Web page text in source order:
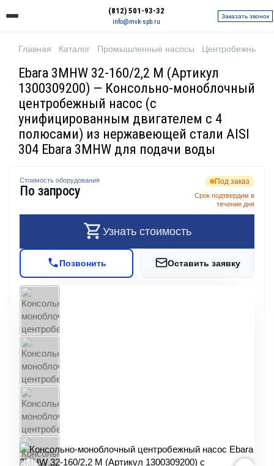
(812) 501-93-32
info@mvk-spb.ru
Заказать звонок
Главная Каталог Промышленные насосы Центробежные
Ebara 3MHW 32-160/2,2 M (Артикул
1300309200) — Консольно-моноблочный
центробежный насос (с
унифицированным двигателем с 4
полюсами) из нержавеющей стали AISI
304 Ebara 3MHW для подачи воды
Стоимость оборудования
По запросу
Под заказ
Срок подтвердим в
течение дня
Узнать стоимость
Позвонить Оставить заявку